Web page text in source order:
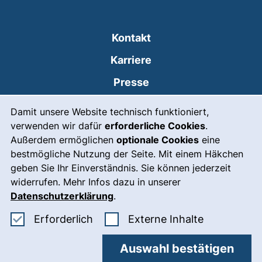
Damit unsere Website technisch funktioniert,
verwenden wir dafür erforderliche Cookies.
Außerdem ermöglichen optionale Cookies eine
bestmögliche Nutzung der Seite. Mit einem Häkchen
geben Sie Ihr Einverständnis. Sie können jederzeit
widerrufen. Mehr Infos dazu in unserer
Datenschutzerklärung.
Erforderlich Erforderliche Cookies akzeptieren
Externe Inhalte: Externe
Auswahl bestätigen
Kontakt
Karriere
Presse
Leichte Sprache
Gebärdensprache
Notfall(externer Link, öffnet
Impressum
Barrierefreiheit
Datenschutz